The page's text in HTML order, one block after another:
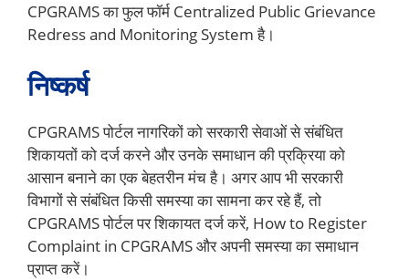
CPGRAMS का फुल फॉर्म Centralized Public Grievance
Redress and Monitoring System है।
निष्कर्ष
CPGRAMS पोर्टल नागरिकों को सरकारी सेवाओं से संबंधित
शिकायतों को दर्ज करने और उनके समाधान की प्रक्रिया को
आसान बनाने का एक बेहतरीन मंच है। अगर आप भी सरकारी
विभागों से संबंधित किसी समस्या का सामना कर रहे हैं, तो
CPGRAMS पोर्टल पर शिकायत दर्ज करें, How to Register
Complaint in CPGRAMS और अपनी समस्या का समाधान
प्राप्त करें।